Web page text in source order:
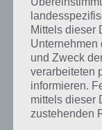
Mittels dieser
Unternehmen
und Zweck
verarbeiteten
informieren.
mittels dieser
zustehenden